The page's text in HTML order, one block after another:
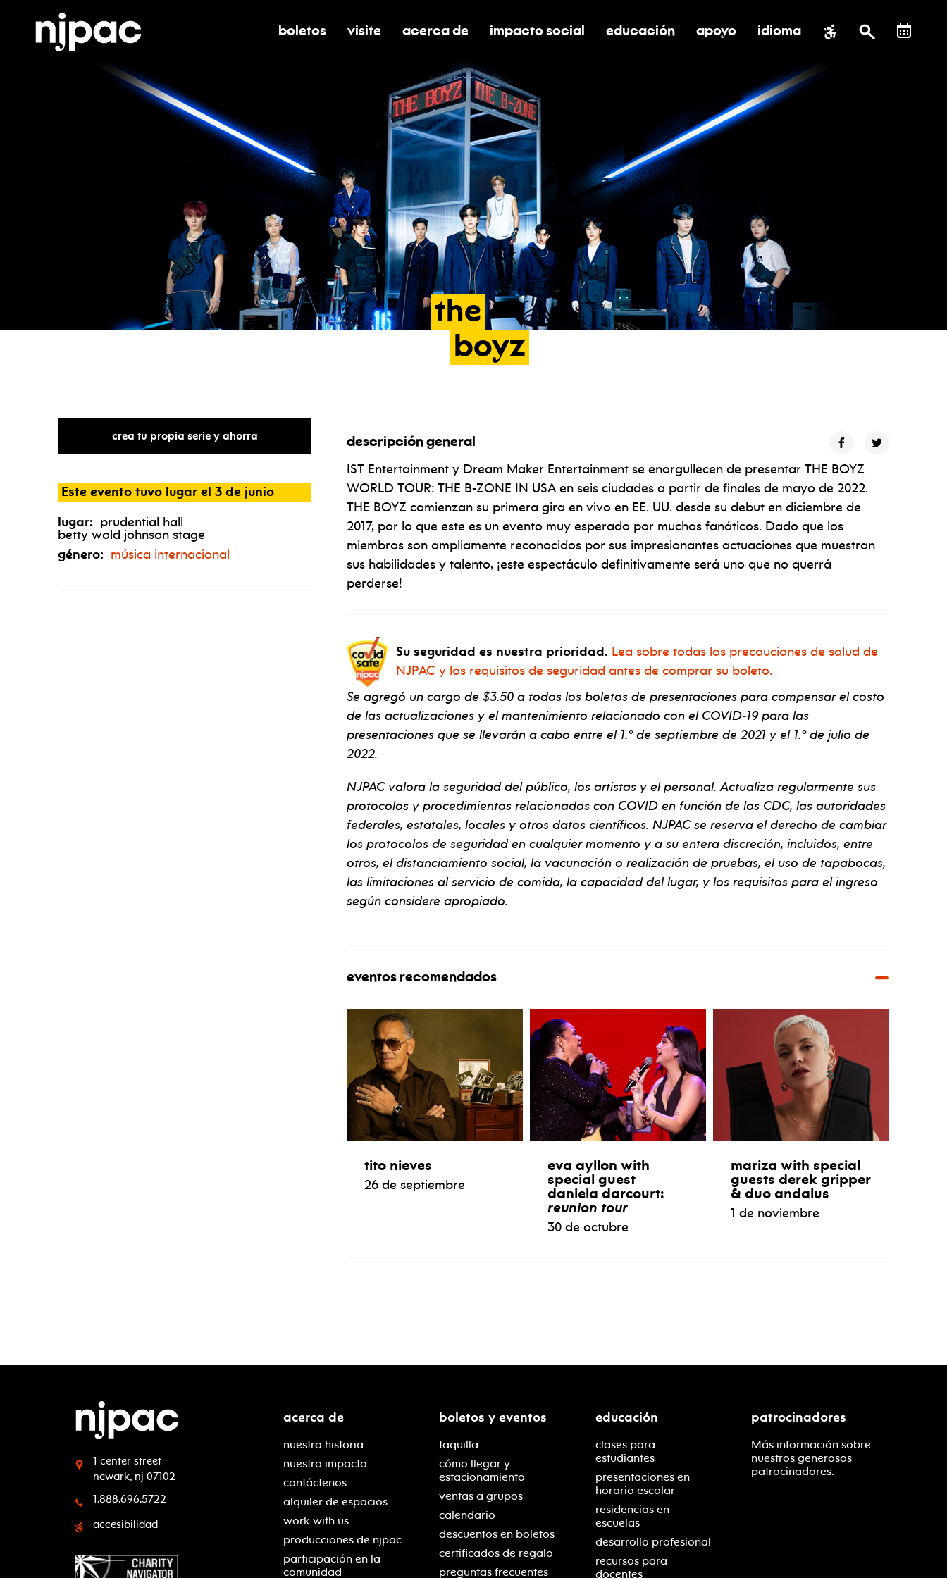
alternar submenú de boletos
boletos alternar submenú de visite
visite alternar submenú de acerca de
acerca de activar/desactivar el submenú de impacto social
impacto social alternar submenú de educación
educación alternar submenú de asistencia
apoyo idioma
the
boyz
crea tu propia serie y ahorra
Este evento tuvo lugar el 3 de junio
lugar: prudential hall
betty wold johnson stage
género: música internacional
descripción general
IST Entertainment y Dream Maker Entertainment se enorgullecen de presentar THE BOYZ
WORLD TOUR: THE B-ZONE IN USA en seis ciudades a partir de finales de mayo de 2022.
THE BOYZ comienzan su primera gira en vivo en EE. UU. desde su debut en diciembre de
2017, por lo que este es un evento muy esperado por muchos fanáticos. Dado que los
miembros son ampliamente reconocidos por sus impresionantes actuaciones que muestran
sus habilidades y talento, ¡este espectáculo definitivamente será uno que no querrá
perderse!
Su seguridad es nuestra prioridad. Lea sobre todas las precauciones de salud de
NJPAC y los requisitos de seguridad antes de comprar su boleto.
Se agregó un cargo de $3.50 a todos los boletos de presentaciones para compensar el costo
de las actualizaciones y el mantenimiento relacionado con el COVID-19 para las
presentaciones que se llevarán a cabo entre el 1.º de septiembre de 2021 y el 1.º de julio de
2022.
NJPAC valora la seguridad del público, los artistas y el personal. Actualiza regularmente sus
protocolos y procedimientos relacionados con COVID en función de los CDC, las autoridades
federales, estatales, locales y otros datos científicos. NJPAC se reserva el derecho de cambiar
los protocolos de seguridad en cualquier momento y a su entera discreción, incluidos, entre
otros, el distanciamiento social, la vacunación o realización de pruebas, el uso de tapabocas,
las limitaciones al servicio de comida, la capacidad del lugar, y los requisitos para el ingreso
según considere apropiado.
eventos recomendados
tito nieves
26 de septiembre
eva ayllon with
special guest
daniela darcourt:
reunion tour
30 de octubre
mariza with special
guests derek gripper
& duo andalus
1 de noviembre
1 center street
newark, nj 07102
1.888.696.5722
accesibilidad
acerca de
nuestra historia
nuestro impacto
contáctenos
alquiler de espacios
work with us
producciones de njpac
participación en la
comunidad
boletos y eventos
taquilla
cómo llegar y
estacionamiento
ventas a grupos
calendario
descuentos en boletos
certificados de regalo
preguntas frecuentes
educación
clases para
estudiantes
presentaciones en
horario escolar
residencias en
escuelas
desarrollo profesional
recursos para
docentes
patrocinadores
Más información sobre
nuestros generosos
patrocinadores.